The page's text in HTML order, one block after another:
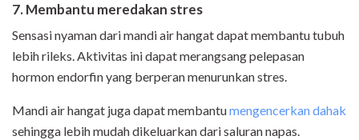
7. Membantu meredakan stres
Sensasi nyaman dari mandi air hangat dapat membantu tubuh
lebih rileks. Aktivitas ini dapat merangsang pelepasan
hormon endorfin yang berperan menurunkan stres.
Mandi air hangat juga dapat membantumengencerkan dahak
sehingga lebih mudah dikeluarkan dari saluran napas.